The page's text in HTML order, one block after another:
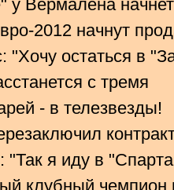
у Вермалена
2012 начнут
"Хочу остаться в
с тремя
- в телезвезды!
я иду в
клубный чемпион